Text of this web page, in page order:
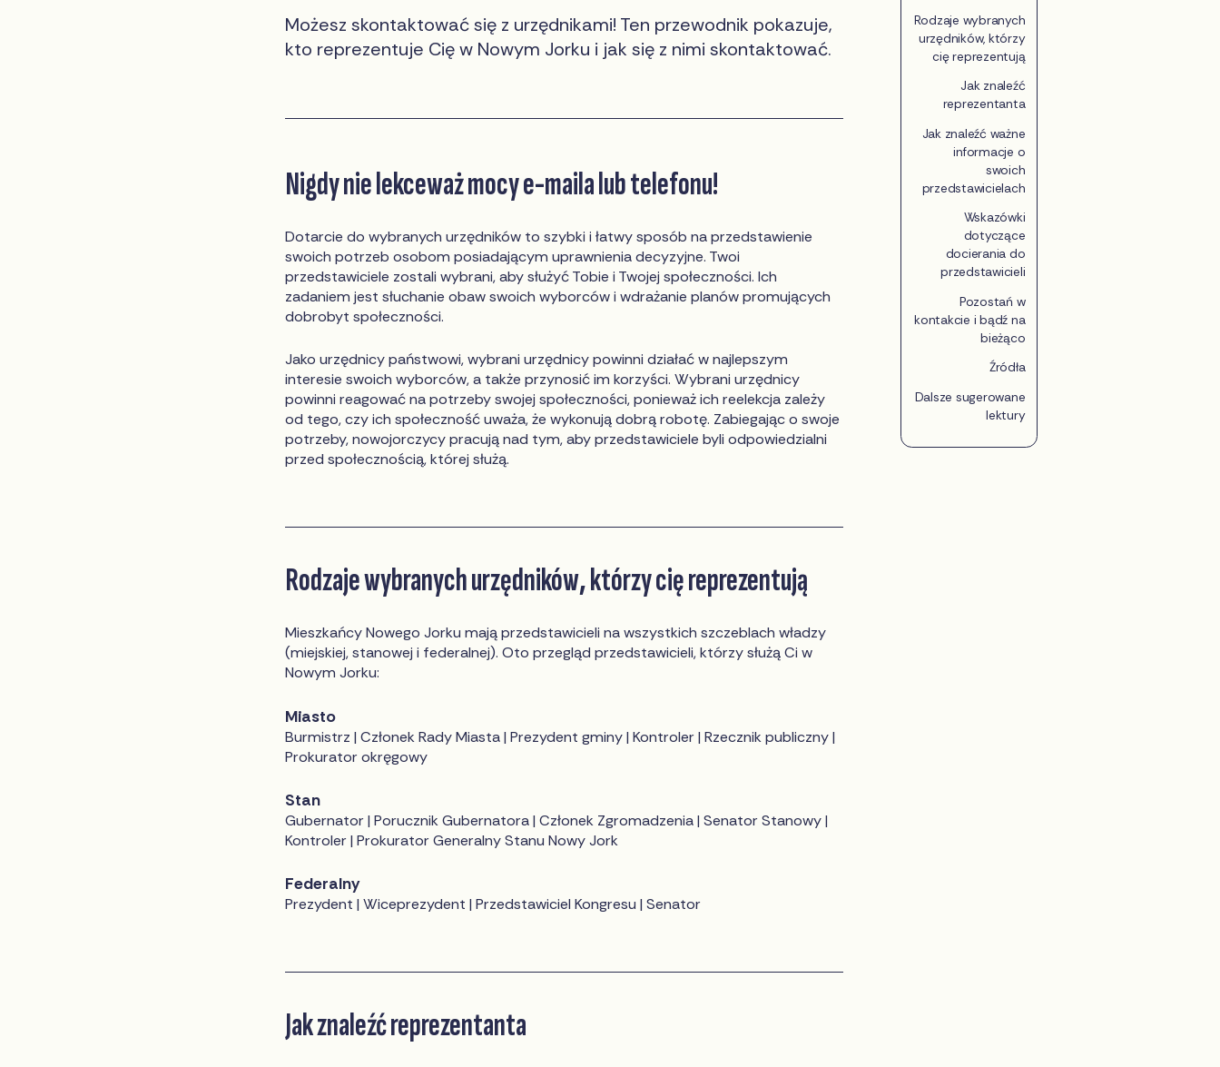
Możesz skontaktować się z urzędnikami! Ten przewodnik pokazuje,
kto reprezentuje Cię w Nowym Jorku i jak się z nimi skontaktować.
Nigdy nie lekceważ mocy e-maila lub telefonu!
Dotarcie do wybranych urzędników to szybki i łatwy sposób na przedstawienie
swoich potrzeb osobom posiadającym uprawnienia decyzyjne. Twoi
przedstawiciele zostali wybrani, aby służyć Tobie i Twojej społeczności. Ich
zadaniem jest słuchanie obaw swoich wyborców i wdrażanie planów promujących
dobrobyt społeczności.
Jako urzędnicy państwowi, wybrani urzędnicy powinni działać w najlepszym
interesie swoich wyborców, a także przynosić im korzyści. Wybrani urzędnicy
powinni reagować na potrzeby swojej społeczności, ponieważ ich reelekcja zależy
od tego, czy ich społeczność uważa, że wykonują dobrą robotę. Zabiegając o swoje
potrzeby, nowojorczycy pracują nad tym, aby przedstawiciele byli odpowiedzialni
przed społecznością, której służą.
Rodzaje wybranych urzędników, którzy cię reprezentują
Mieszkańcy Nowego Jorku mają przedstawicieli na wszystkich szczeblach władzy
(miejskiej, stanowej i federalnej). Oto przegląd przedstawicieli, którzy służą Ci w
Nowym Jorku:
Miasto
Burmistrz | Członek Rady Miasta | Prezydent gminy | Kontroler | Rzecznik publiczny |
Prokurator okręgowy
Stan
Gubernator | Porucznik Gubernatora | Członek Zgromadzenia | Senator Stanowy |
Kontroler | Prokurator Generalny Stanu Nowy Jork
Federalny
Prezydent | Wiceprezydent | Przedstawiciel Kongresu | Senator
Jak znaleźć reprezentanta
Rodzaje wybranych
urzędników, którzy
cię reprezentują
Jak znaleźć
reprezentanta
Jak znaleźć ważne
informacje o
swoich
przedstawicielach
Wskazówki
dotyczące
docierania do
przedstawicieli
Pozostań w
kontakcie i bądź na
bieżąco
Źródła
Dalsze sugerowane
lektury